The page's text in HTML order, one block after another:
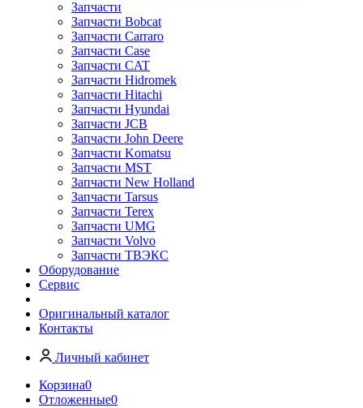
Запчасти
Запчасти Bobcat
Запчасти Carraro
Запчасти Case
Запчасти CAT
Запчасти Hidromek
Запчасти Hitachi
Запчасти Hyundai
Запчасти JCB
Запчасти John Deere
Запчасти Komatsu
Запчасти MST
Запчасти New Holland
Запчасти Tarsus
Запчасти Terex
Запчасти UMG
Запчасти Volvo
Запчасти ТВЭКС
Оборудование
Сервис
Оригинальный каталог
Контакты
Личный кабинет
Корзина0
Отложенные0